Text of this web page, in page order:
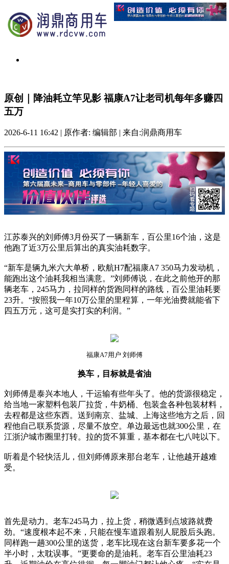
原创｜降油耗立竿见影 福康A7让老司机每年多赚四
五万
2026-6-11 16:42 | 原作者: 编辑部 | 来自:润鼎商用车
江苏泰兴的刘师傅3月份买了一辆新车，百公里16个油，这是
他跑了近3万公里后算出的真实油耗数字。
“新车是辆九米六大单桥，欧航H7配福康A7 350马力发动机，
能跑出这个油耗我相当满意。”刘师傅说，在此之前他开的那
辆老车，245马力，拉同样的货跑同样的路线，百公里油耗要
23升。“按照我一年10万公里的里程算，一年光油费就能省下
四五万元，这可是实打实的利润。”
福康A7用户 刘师傅
换车，目标就是省油
刘师傅是泰兴本地人，干运输有些年头了。他的货源很稳定，
给当地一家塑料包装厂拉货，牛奶桶、包装盒各种包装材料，
去程都是这些东西。送到南京、盐城、上海这些地方之后，回
程他自己联系货源，尽量不放空。单边最远也就300公里，在
江浙沪城市圈里打转。拉的货不算重，基本都在七八吨以下。
听着是个轻快活儿，但刘师傅原来那台老车，让他越开越难
受。
首先是动力。老车245马力，拉上货，稍微遇到点坡路就费
劲。“速度根本起不来，只能在慢车道跟着别人屁股后头跑。
同样跑一趟300公里的送货，老车比现在这台新车要多花一个
半小时，太耽误事。”更要命的是油耗。老车百公里油耗23